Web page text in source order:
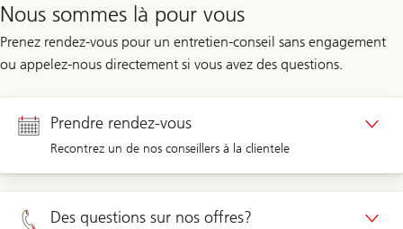
Nous sommes là pour vous
Prenez rendez-vous pour un entretien-conseil sans engagement
ou appelez-nous directement si vous avez des questions.
Prendre rendez-vous
Recontrez un de nos conseillers à la clientele
Rendez-vous Clients privé
Des questions sur nos offres?